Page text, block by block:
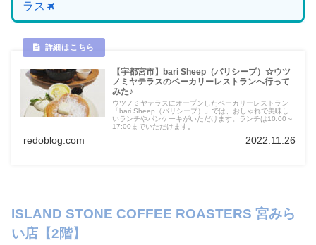
ラス
【宇都宮市】bari Sheep（バリシープ）☆ウツ
ノミヤテラスのベーカリーレストランへ行って
みた♪
ウツノミヤテラスにオープンしたベーカリーレストラン
「bari Sheep（バリシープ）」では、おしゃれで美味し
いランチやパンケーキがいただけます。ランチは10:00～
17:00までいただけます。
redoblog.com 2022.11.26
ISLAND STONE COFFEE ROASTERS 宮みら
い店【2階】